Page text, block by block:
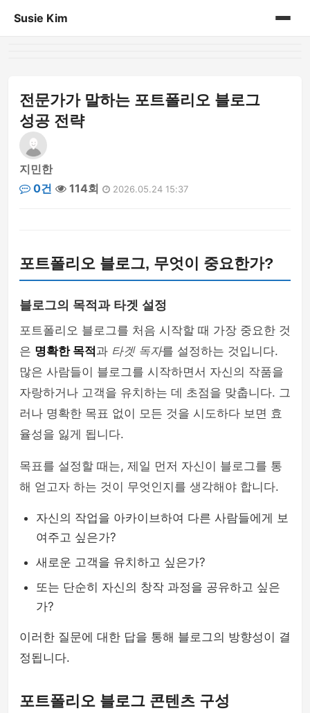
Susie Kim
전문가가 말하는 포트폴리오 블로그
성공 전략
지민한
0건
114회 2026.05.24 15:37
포트폴리오 블로그, 무엇이 중요한가?
블로그의 목적과 타겟 설정
포트폴리오 블로그를 처음 시작할 때 가장 중요한 것
은 명확한 목적과 타겟 독자를 설정하는 것입니다.
많은 사람들이 블로그를 시작하면서 자신의 작품을
자랑하거나 고객을 유치하는 데 초점을 맞춥니다. 그
러나 명확한 목표 없이 모든 것을 시도하다 보면 효
율성을 잃게 됩니다.
목표를 설정할 때는, 제일 먼저 자신이 블로그를 통
해 얻고자 하는 것이 무엇인지를 생각해야 합니다.
자신의 작업을 아카이브하여 다른 사람들에게 보
여주고 싶은가?
새로운 고객을 유치하고 싶은가?
또는 단순히 자신의 창작 과정을 공유하고 싶은
가?
이러한 질문에 대한 답을 통해 블로그의 방향성이 결
정됩니다.
포트폴리오 블로그 콘텐츠 구성